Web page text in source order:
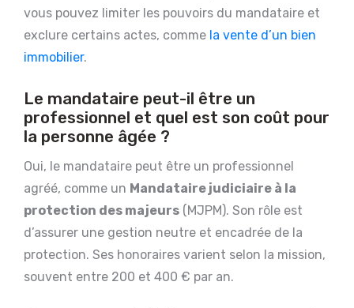
vous pouvez limiter les pouvoirs du mandataire et
exclure certains actes, comme la vente d’un bien
immobilier.
Le mandataire peut-il être un
professionnel et quel est son coût pour
la personne âgée ?
Oui, le mandataire peut être un professionnel
agréé, comme un Mandataire judiciaire à la
protection des majeurs (MJPM). Son rôle est
d’assurer une gestion neutre et encadrée de la
protection. Ses honoraires varient selon la mission,
souvent entre 200 et 400 € par an.